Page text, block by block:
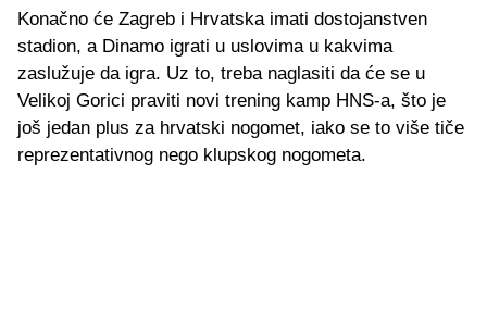
Konačno će Zagreb i Hrvatska imati dostojanstven
stadion, a Dinamo igrati u uslovima u kakvima
zaslužuje da igra. Uz to, treba naglasiti da će se u
Velikoj Gorici praviti novi trening kamp HNS-a, što je
još jedan plus za hrvatski nogomet, iako se to više tiče
reprezentativnog nego klupskog nogometa.